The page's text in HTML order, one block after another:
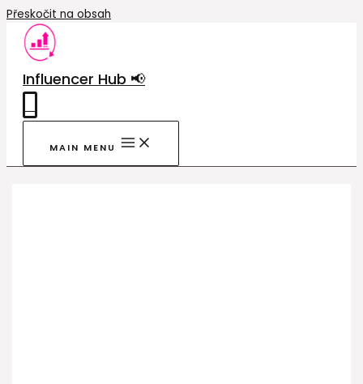
Přeskočit na obsah
Influencer Hub 📢
MAIN MENU